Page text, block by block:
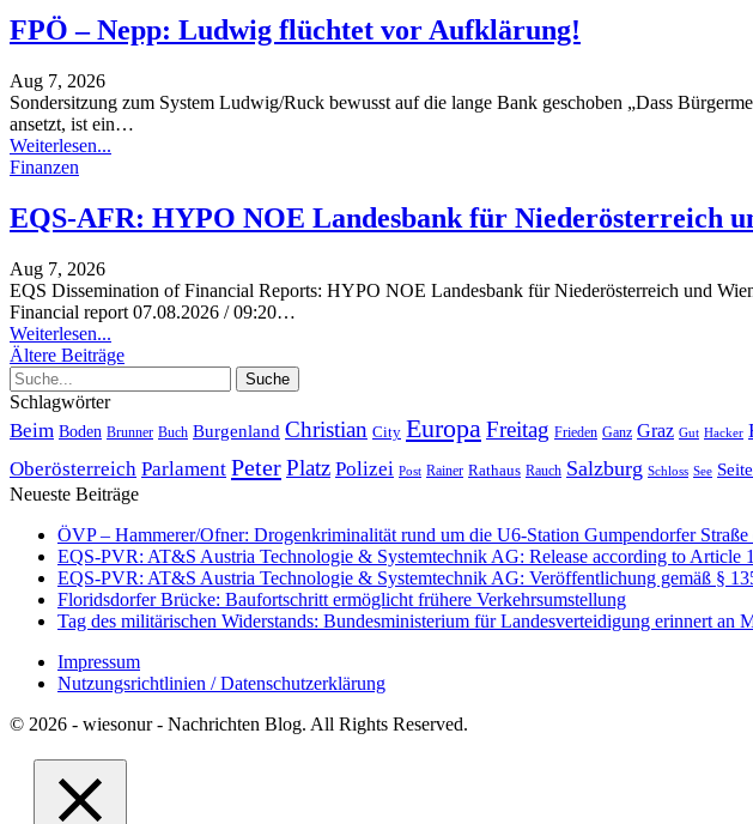
FPÖ – Nepp: Ludwig flüchtet vor Aufklärung!
Aug 7, 2026
Sondersitzung zum System Ludwig/Ruck bewusst auf die lange Bank geschoben „Dass
ansetzt, ist ein…
Weiterlesen...
Finanzen
EQS-AFR: HYPO NOE Landesbank für Niederösterreich
Aug 7, 2026
EQS Dissemination of Financial Reports: HYPO NOE Landesbank für Niederösterreich und
Financial report 07.08.2026 / 09:20…
Weiterlesen...
Ältere Beiträge
Schlagwörter
Beim Boden Brunner Buch Burgenland Christian City Europa Freitag Frieden Ganz Graz Gut Hacker
Oberösterreich Parlament PeterPlatz Polizei Post Rainer Rathaus Rauch Salzburg Schloss See
Neueste Beiträge
ÖVP – Hammerer/Ofner: Drogenkriminalität rund um die U6-Station Gumpendorfer
EQS-PVR: AT&S Austria Technologie & Systemtechnik AG: Release according to
EQS-PVR: AT&S Austria Technologie & Systemtechnik AG: Veröffentlichung gemäß §
Floridsdorfer Brücke: Baufortschritt ermöglicht frühere Verkehrsumstellung
Tag des militärischen Widerstands: Bundesministerium für Landesverteidigung erinnert an
Impressum
Nutzungsrichtlinien / Datenschutzerklärung
© 2026 - wiesonur - Nachrichten Blog. All Rights Reserved.